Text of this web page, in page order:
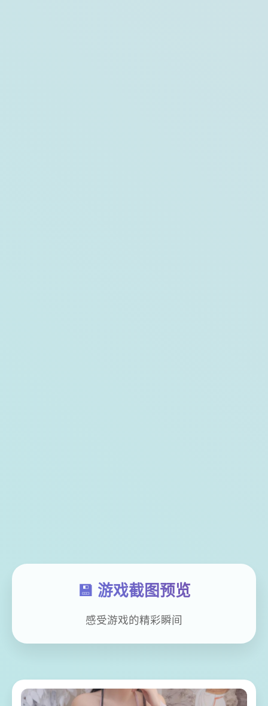
💾 游戏截图预览
感受游戏的精彩瞬间